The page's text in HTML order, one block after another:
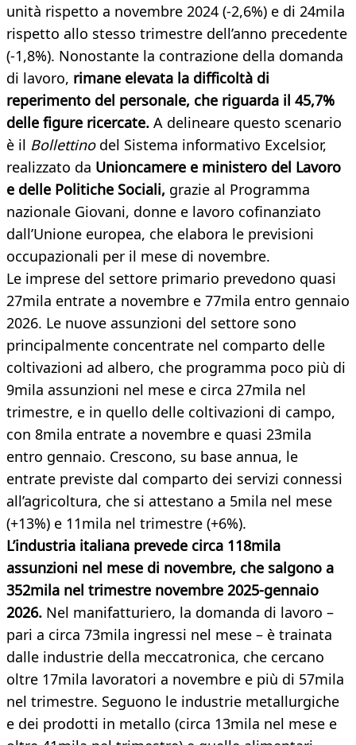
unità rispetto a novembre 2024 (-2,6%) e di 24mila
rispetto allo stesso trimestre dell’anno precedente
(-1,8%). Nonostante la contrazione della domanda
di lavoro, rimane elevata la difficoltà di
reperimento del personale, che riguarda il 45,7%
delle figure ricercate. A delineare questo scenario
è il Bollettinodel Sistema informativo Excelsior,
realizzato da Unioncamere e ministero del Lavoro
e delle Politiche Sociali, grazie al Programma
nazionale Giovani, donne e lavoro cofinanziato
dall’Unione europea, che elabora le previsioni
occupazionali per il mese di novembre.
Le imprese del settore primario prevedono quasi
27mila entrate a novembre e 77mila entro gennaio
2026. Le nuove assunzioni del settore sono
principalmente concentrate nel comparto delle
coltivazioni ad albero, che programma poco più di
9mila assunzioni nel mese e circa 27mila nel
trimestre, e in quello delle coltivazioni di campo,
con 8mila entrate a novembre e quasi 23mila
entro gennaio. Crescono, su base annua, le
entrate previste dal comparto dei servizi connessi
all’agricoltura, che si attestano a 5mila nel mese
(+13%) e 11mila nel trimestre (+6%).
L’industria italiana prevede circa 118mila
assunzioni nel mese di novembre, che salgono a
352mila nel trimestre novembre 2025-gennaio
2026. Nel manifatturiero, la domanda di lavoro –
pari a circa 73mila ingressi nel mese – è trainata
dalle industrie della meccatronica, che cercano
oltre 17mila lavoratori a novembre e più di 57mila
nel trimestre. Seguono le industrie metallurgiche
e dei prodotti in metallo (circa 13mila nel mese e